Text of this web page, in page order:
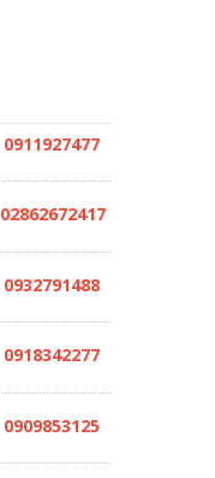
0911927477
02862672417
0932791488
0918342277
0909853125